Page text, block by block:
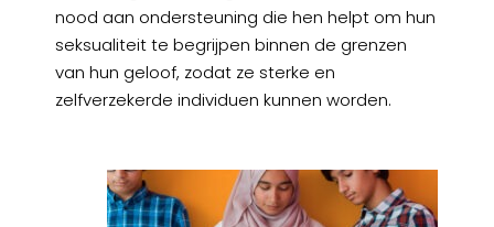
nood aan ondersteuning die hen helpt om hun
seksualiteit te begrijpen binnen de grenzen
van hun geloof, zodat ze sterke en
zelfverzekerde individuen kunnen worden.